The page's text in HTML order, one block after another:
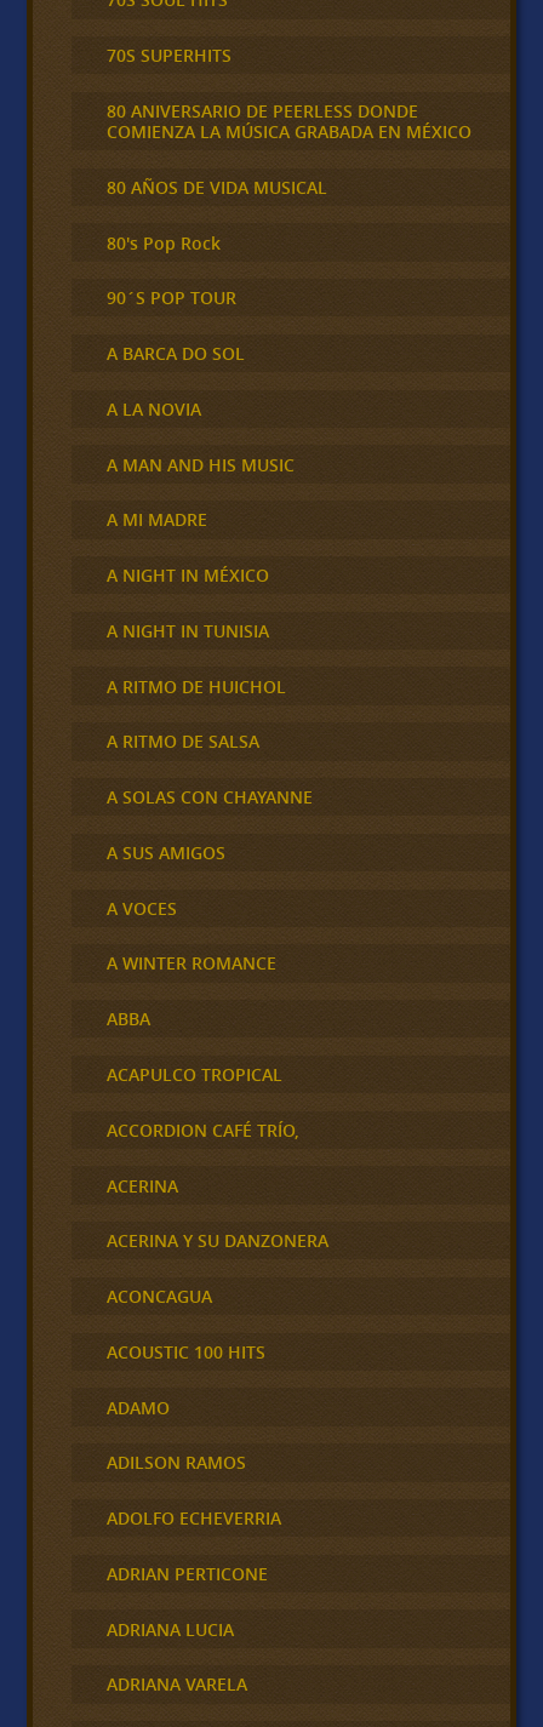
70S SUPERHITS
80 ANIVERSARIO DE PEERLESS DONDE
COMIENZA LA MÚSICA GRABADA EN MÉXICO
80 AÑOS DE VIDA MUSICAL
80's Pop Rock
90´S POP TOUR
A BARCA DO SOL
A LA NOVIA
A MAN AND HIS MUSIC
A MI MADRE
A NIGHT IN MÉXICO
A NIGHT IN TUNISIA
A RITMO DE HUICHOL
A RITMO DE SALSA
A SOLAS CON CHAYANNE
A SUS AMIGOS
A VOCES
A WINTER ROMANCE
ABBA
ACAPULCO TROPICAL
ACCORDION CAFÉ TRÍO,
ACERINA
ACERINA Y SU DANZONERA
ACONCAGUA
ACOUSTIC 100 HITS
ADAMO
ADILSON RAMOS
ADOLFO ECHEVERRIA
ADRIAN PERTICONE
ADRIANA LUCIA
ADRIANA VARELA